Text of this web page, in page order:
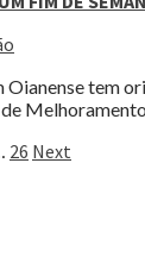
Oianense tem
26 Next